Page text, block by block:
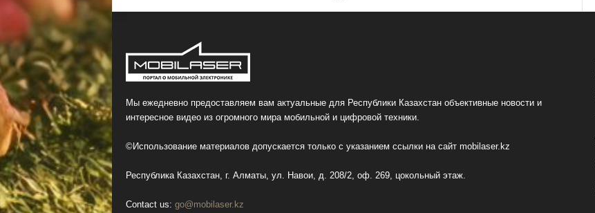
Мы ежедневно предоставляем вам актуальные для Республики Казахстан объективные новости и
интересное видео из огромного мира мобильной и цифровой техники.
©Использование материалов допускается только с указанием ссылки на сайт mobilaser.kz
Республика Казахстан, г. Алматы, ул. Навои, д. 208/2, оф. 269, цокольный этаж.
Contact us: go@mobilaser.kz